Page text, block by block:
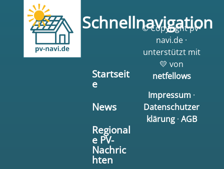
Schnellnavigation
Startseit
e
News
Regional
e PV-
Nachric
hten
© Copyright pv-
navi.de ·
unterstützt mit
💛 von
netfellows
Impressum ·
Datenschutzer
klärung· AGB